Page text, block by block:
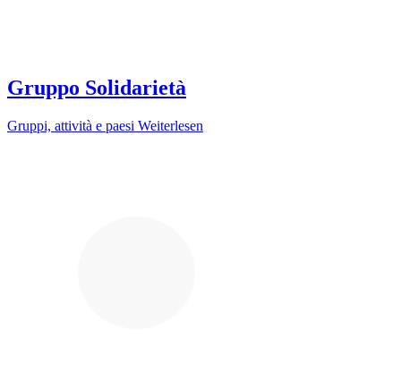
Gruppo Solidarietà
Gruppi, attività e paesi Weiterlesen